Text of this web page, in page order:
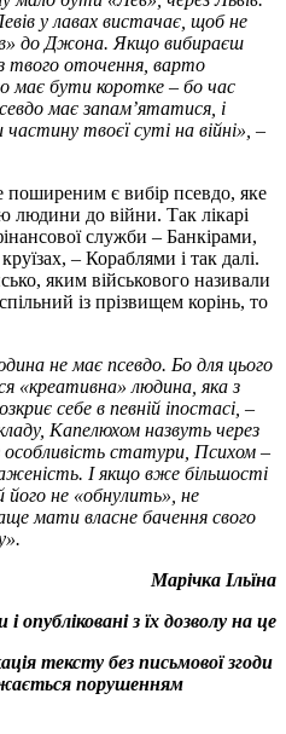
у лавах вистачає, щоб не
до Джона. Якщо вибираєш
твого оточення, варто
має бути коротке – бо час
має запам’ятатися, і
твоєї суті на війні», –
поширеним є вибір псевдо, яке
людини до війни. Так лікарі
служби – Банкірами,
– Кораблями і так далі.
яким військового називали
із прізвищем корінь, то
не має псевдо. Бо для цього
«креативна» людина, яка з
себе в певній іпостасі, –
Капелюхом назвуть через
особливість статури, Психом –
І якщо вже більшості
його не «обнулить», не
мати власне бачення свого
Марічка Ільїна
опубліковані з їх дозволу на це
тексту без письмової згоди
порушенням